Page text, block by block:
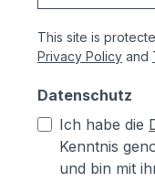
phosphatiert,
chromatiert-
eloxierte
auch
This site is
Privacy Policy and
Datenschutz
Ich habe die
Kenntnis
und bin mit